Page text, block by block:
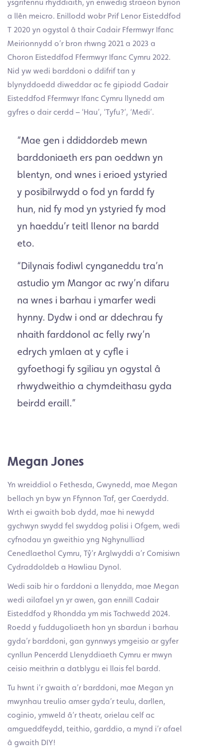
ysgrifennu rhyddiaith, yn enwedig straeon byrion
a llên meicro. Enillodd wobr Prif Lenor Eisteddfod
T 2020 yn ogystal â thair Cadair Ffermwyr Ifanc
Meirionnydd o’r bron rhwng 2021 a 2023 a
Choron Eisteddfod Ffermwyr Ifanc Cymru 2022.
Nid yw wedi barddoni o ddifrif tan y
blynyddoedd diweddar ac fe gipiodd Gadair
Eisteddfod Ffermwyr Ifanc Cymru llynedd am
gyfres o dair cerdd – ‘Hau’, ‘Tyfu?’, ‘Medi’.
“Mae gen i ddiddordeb mewn
barddoniaeth ers pan oeddwn yn
blentyn, ond wnes i erioed ystyried
y posibilrwydd o fod yn fardd fy
hun, nid fy mod yn ystyried fy mod
yn haeddu’r teitl llenor na bardd
eto.
“Dilynais fodiwl cynganeddu tra’n
astudio ym Mangor ac rwy’n difaru
na wnes i barhau i ymarfer wedi
hynny. Dydw i ond ar ddechrau fy
nhaith farddonol ac felly rwy’n
edrych ymlaen at y cyfle i
gyfoethogi fy sgiliau yn ogystal â
rhwydweithio a chymdeithasu gyda
beirdd eraill.”
Megan Jones
Yn wreiddiol o Fethesda, Gwynedd, mae Megan
bellach yn byw yn Ffynnon Taf, ger Caerdydd.
Wrth ei gwaith bob dydd, mae hi newydd
gychwyn swydd fel swyddog polisi i Ofgem, wedi
cyfnodau yn gweithio yng Nghynulliad
Cenedlaethol Cymru, Tŷ’r Arglwyddi a’r Comisiwn
Cydraddoldeb a Hawliau Dynol.
Wedi saib hir o farddoni a llenydda, mae Megan
wedi ailafael yn yr awen, gan ennill Cadair
Eisteddfod y Rhondda ym mis Tachwedd 2024.
Roedd y fuddugoliaeth hon yn sbardun i barhau
gyda’r barddoni, gan gynnwys ymgeisio ar gyfer
cynllun Pencerdd Llenyddiaeth Cymru er mwyn
ceisio meithrin a datblygu ei llais fel bardd.
Tu hwnt i’r gwaith a’r barddoni, mae Megan yn
mwynhau treulio amser gyda’r teulu, darllen,
coginio, ymweld â’r theatr, orielau celf ac
amgueddfeydd, teithio, garddio, a mynd i’r afael
â gwaith DIY!